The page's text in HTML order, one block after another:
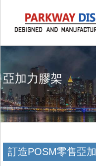
亞加力膠架
訂造POSM零售亞